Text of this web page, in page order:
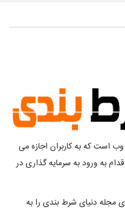
است که به کاربران اجازه می
به ورود به سرمایه گذاری در
مجله دنیای شرط بندی را به